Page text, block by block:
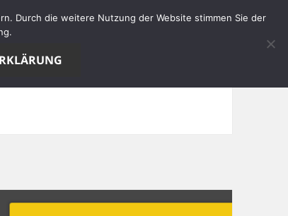
Durch die weitere Nutzung der Website stimmen Sie der